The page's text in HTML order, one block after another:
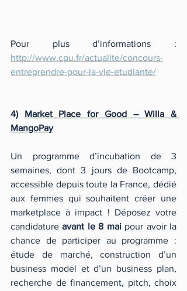
http://www.cpu.fr/actualite/concours-
entreprendre-pour-la-vie-etudiante/
4)
Market Place for Good – Willa &
MangoPay
Un programme d’incubation de 3
semaines, dont 3 jours de Bootcamp,
accessible depuis toute la France, dédié
aux femmes qui souhaitent créer une
marketplace à impact ! Déposez votre
candidature avant le 8 mai pour avoir la
chance de participer au programme :
étude de marché, construction d’un
business model et d’un business plan,
recherche de financement, pitch, choix